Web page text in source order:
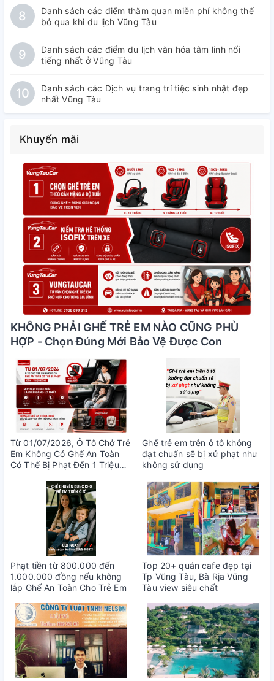
8
Danh sách các điểm thăm quan miễn phí không thể
bỏ qua khi du lịch Vũng Tàu
9
Danh sách các điểm du lịch văn hóa tâm linh nổi
tiếng nhất ở Vũng Tàu
10
Danh sách các Dịch vụ trang trí tiệc sinh nhật đẹp
nhất Vũng Tàu
Khuyến mãi
KHÔNG PHẢI GHẾ TRẺ EM NÀO CŨNG PHÙ
HỢP - Chọn Đúng Mới Bảo Vệ Được Con
Từ 01/07/2026, Ô Tô Chở Trẻ
Em Không Có Ghế An Toàn
Có Thể Bị Phạt Đến 1 Triệu
Ghế trẻ em trên ô tô không
đạt chuẩn sẽ bị xử phạt như
không sử dụng
Phạt tiền từ 800.000 đến
1.000.000 đồng nếu không
lắp Ghế An Toàn Cho Trẻ Em
Top 20+ quán cafe đẹp tại
Tp Vũng Tàu, Bà Rịa Vũng
Tàu view siêu chất